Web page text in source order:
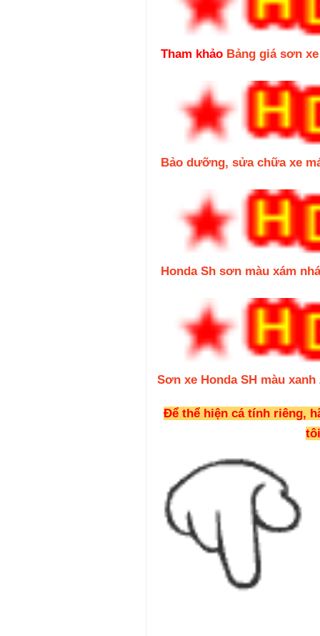
Tham khảo Bảng giá sơn
Bảo dưỡng, sửa chữa xe
Honda Sh sơn màu xám
Sơn xe Honda SH màu xanh
Để thể hiện cá tính riêng,